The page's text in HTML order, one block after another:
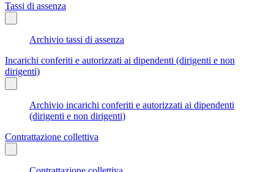
Tassi di assenza
Archivio tassi di assenza
Incarichi conferiti e autorizzati ai dipendenti (dirigenti e non
dirigenti)
Archivio incarichi conferiti e autorizzati ai dipendenti
(dirigenti e non dirigenti)
Contrattazione collettiva